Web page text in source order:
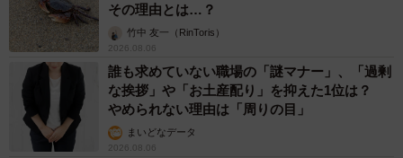
その理由とは…？
竹中 友一（RinToris）
2026.08.06
誰も求めていない職場の「謎マナー」、「過剰
な挨拶」や「お土産配り」を抑えた1位は？
やめられない理由は「周りの目」
まいどなデータ
2026.08.06